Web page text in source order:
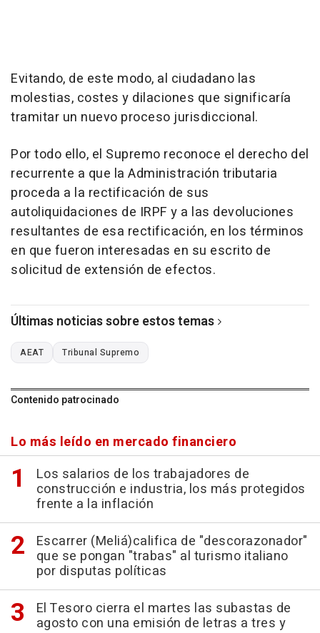
Evitando, de este modo, al ciudadano las
molestias, costes y dilaciones que significaría
tramitar un nuevo proceso jurisdiccional.
Por todo ello, el Supremo reconoce el derecho del
recurrente a que la Administración tributaria
proceda a la rectificación de sus
autoliquidaciones de IRPF y a las devoluciones
resultantes de esa rectificación, en los términos
en que fueron interesadas en su escrito de
solicitud de extensión de efectos.
Últimas noticias sobre estos temas
AEAT Tribunal Supremo
Contenido patrocinado
Lo más leído en mercado financiero
Los salarios de los trabajadores de
construcción e industria, los más protegidos
frente a la inflación
Escarrer (Meliá)califica de "descorazonador"
que se pongan "trabas" al turismo italiano
por disputas políticas
El Tesoro cierra el martes las subastas de
agosto con una emisión de letras a tres y